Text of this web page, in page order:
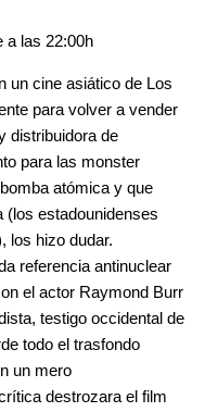
a las 22:00h
un cine asiático de Los
para volver a vender
distribuidora de
para las monster
atómica y que
(los estadounidenses
los hizo dudar.
referencia antinuclear
el actor Raymond Burr
testigo occidental de
todo el trasfondo
un mero
destrozara el film